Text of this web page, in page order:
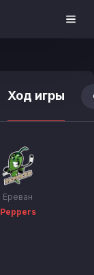
Ход игры
Ереван
Peppers